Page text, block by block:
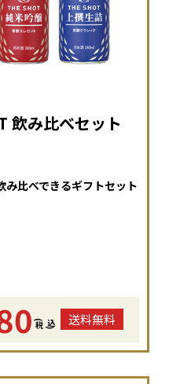
飲み比べセット
み比べできるギフトセット
(
税
込 ) 送料無料